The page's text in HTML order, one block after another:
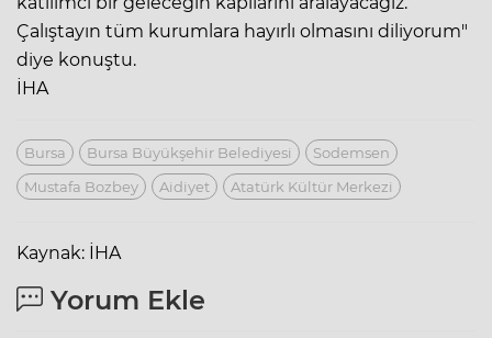
Çalıştayın tüm kurumlara hayırlı olmasını diliyorum"
diye konuştu.
İHA
Bursa Bursa Büyükşehir Belediyesi
Sodemsen
Mustafa Bozbey
Aidiyet Atatürk Kültür Merkezi
Kaynak: İHA
Yorum Ekle